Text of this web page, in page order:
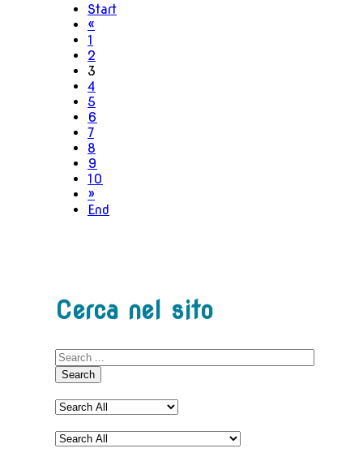
Start
«
1
2
3
4
5
6
7
8
9
10
»
End
Cerca nel sito
Search